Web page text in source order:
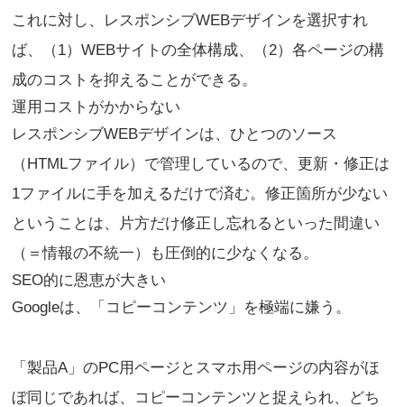
これに対し、レスポンシブWEBデザインを選択すれ
ば、（1）WEBサイトの全体構成、（2）各ページの構
成のコストを抑えることができる。
運用コストがかからない
レスポンシブWEBデザインは、ひとつのソース
（HTMLファイル）で管理しているので、更新・修正は
1ファイルに手を加えるだけで済む。修正箇所が少ない
ということは、片方だけ修正し忘れるといった間違い
（＝情報の不統一）も圧倒的に少なくなる。
SEO的に恩恵が大きい
Googleは、「コピーコンテンツ」を極端に嫌う。
「製品A」のPC用ページとスマホ用ページの内容がほ
ぼ同じであれば、コピーコンテンツと捉えられ、どち